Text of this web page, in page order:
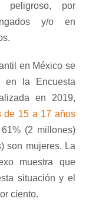
peligroso, por
y/o en
en México se
en la Encuesta
en 2019,
de 15 a 17 años
61% (2 millones)
son mujeres. La
muestra que
situación y el
ciento.